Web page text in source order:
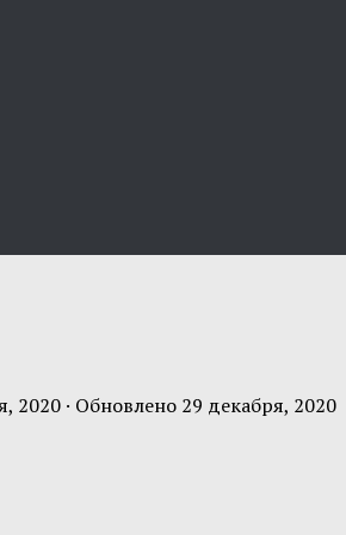
2020 · Обновлено 29 декабря, 2020